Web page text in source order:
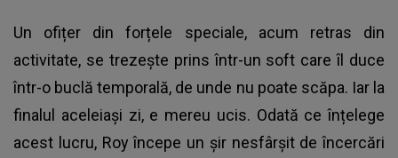
Un ofițer din forțele speciale, acum retras din
activitate, se trezește prins într-un soft care îl duce
într-o buclă temporală, de unde nu poate scăpa. Iar la
finalul aceleiași zi, e mereu ucis. Odată ce înțelege
acest lucru, Roy începe un șir nesfârșit de încercări